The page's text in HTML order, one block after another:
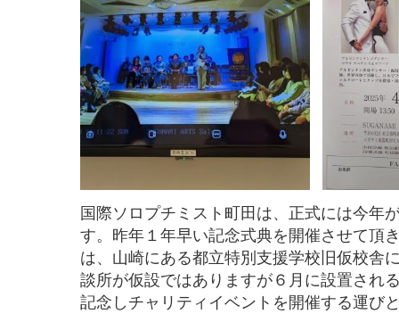
国際ソロプチミスト町田は、正式には今年
す。昨年１年早い記念式典を開催させて頂
は、山崎にある都立特別支援学校旧仮校舎
談所が仮設ではありますが６月に設置され
記念しチャリティイベントを開催する運び